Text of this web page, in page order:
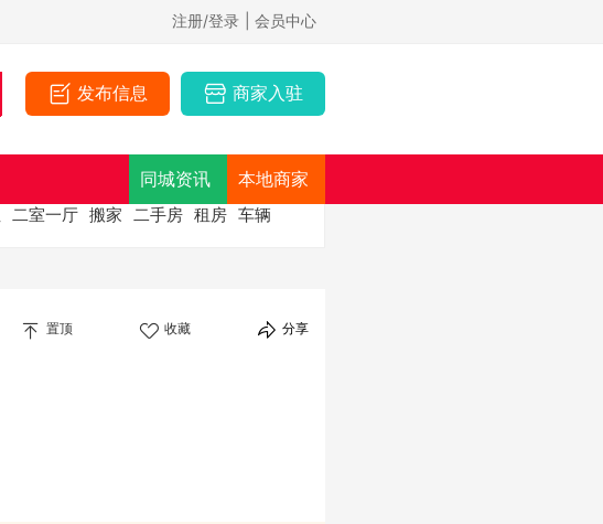
注册/登录 | 会员中心
发布信息 商家入驻
同城资讯 本地商家
二室一厅 搬家 二手房 租房 车辆
置顶 收藏 分享